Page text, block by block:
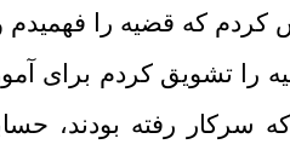
کردم که قضیه را
را تشویق کردم برای
سرکار رفته بودند،